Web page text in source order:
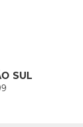
SUL